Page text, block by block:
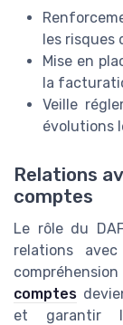
les risques
Mise en
la
Veille
évolutions
Relations
comptes
Le rôle du
relations
comptes
et garantir